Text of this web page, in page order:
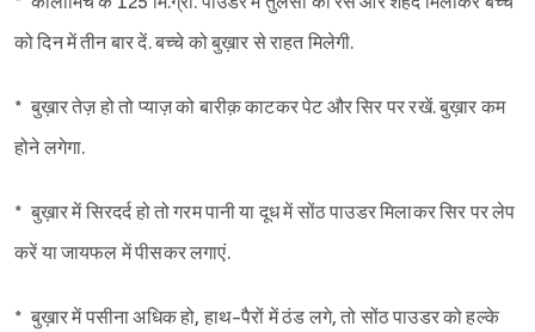
को दिन में तीन बार दें. बच्चे को बुख़ार से राहत मिलेगी.
* बुख़ार तेज़ हो तो प्याज़ को बारीक़ काटकर पेट और सिर पर रखें. बुख़ार कम
होने लगेगा.
* बुख़ार में सिरदर्द हो तो गरम पानी या दूध में सोंठ पाउडर मिलाकर सिर पर लेप
करें या जायफल में पीसकर लगाएं.
* बुख़ार में पसीना अधिक हो, हाथ-पैरों में ठंड लगे, तो सोंठ पाउडर को हल्के